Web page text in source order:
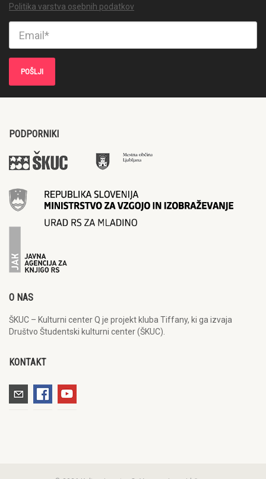
Politika varstva osebnih podatkov
PODPORNIKI
O NAS
ŠKUC – Kulturni center Q je projekt kluba Tiffany, ki ga izvaja
Društvo Študentski kulturni center (ŠKUC).
KONTAKT